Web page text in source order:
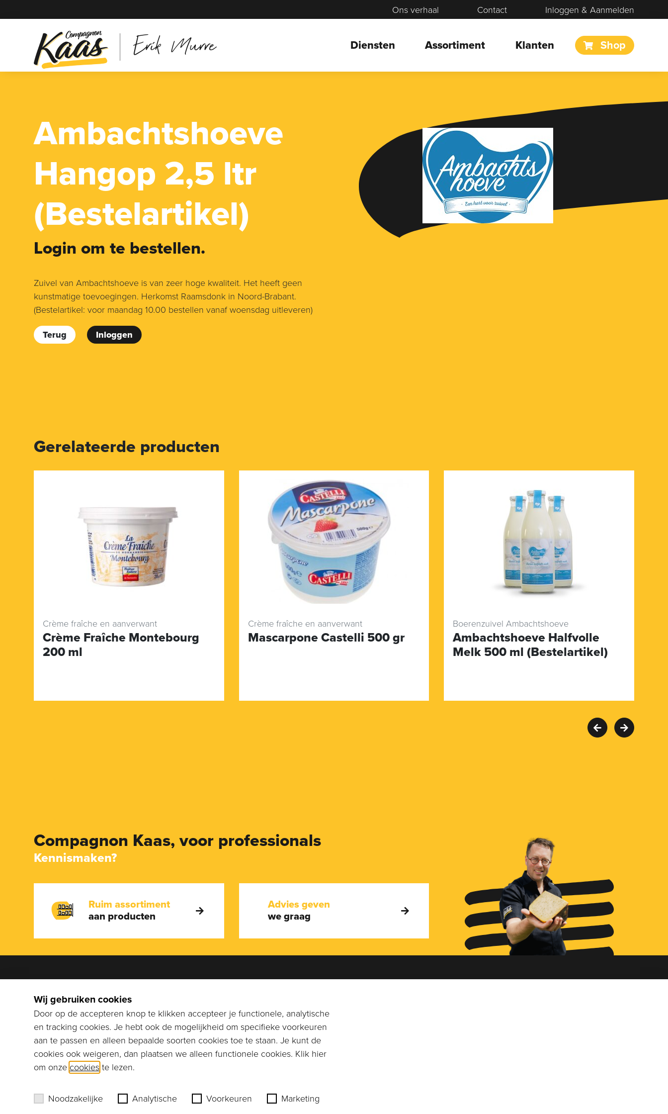
Ons verhaal Contact Inloggen & Aanmelden
Erik Murre Diensten Assortiment Klanten Shop
Ambachtshoeve
Hangop 2,5 ltr
(Bestelartikel)
Login om te bestellen.
Zuivel van Ambachtshoeve is van zeer hoge kwaliteit. Het heeft geen
kunstmatige toevoegingen. Herkomst Raamsdonk in Noord-Brabant.
(Bestelartikel: voor maandag 10.00 bestellen vanaf woensdag uitleveren)
Terug Inloggen
Gerelateerde producten
Crème fraîche en aanverwant
Crème Fraîche Montebourg
200 ml
Crème fraîche en aanverwant
Mascarpone Castelli 500 gr
Boerenzuivel Ambachtshoeve
Ambachtshoeve Halfvolle
Melk 500 ml (Bestelartikel)
Compagnon Kaas,voor professionals
Kennismaken?
Ruim assortiment
aan producten
Advies geven
we graag
Erik Murre
Bel naar0113-269896of
stuur een email naar
info@compagnonkaas.nl
Wij gebruiken cookies
Door op de accepteren knop te klikken accepteer je functionele, analytische
en tracking cookies. Je hebt ook de mogelijkheid om specifieke voorkeuren
aan te passen en alleen bepaalde soorten cookies toe te staan. Je kunt de
cookies ook weigeren, dan plaatsen we alleen functionele cookies. Klik hier
om onze cookies te lezen.
Noodzakelijke Analytische Voorkeuren Marketing